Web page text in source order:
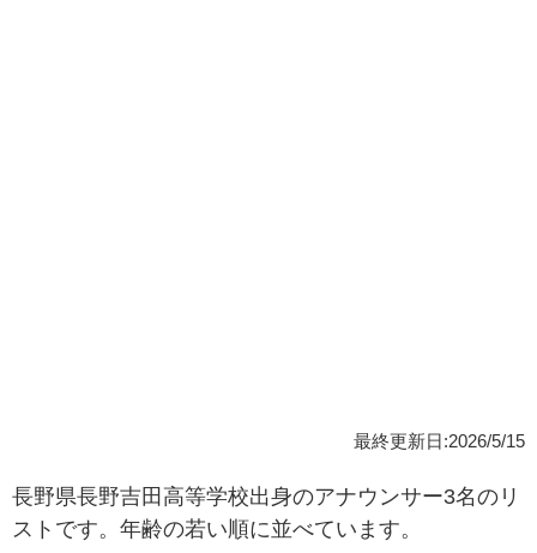
最終更新日:2026/5/15
長野県長野吉田高等学校出身のアナウンサー3名のリ
ストです。年齢の若い順に並べています。